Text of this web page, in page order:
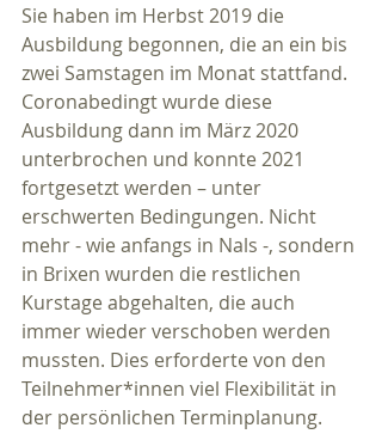
Sie haben im Herbst 2019 die
Ausbildung begonnen, die an ein bis
zwei Samstagen im Monat stattfand.
Coronabedingt wurde diese
Ausbildung dann im März 2020
unterbrochen und konnte 2021
fortgesetzt werden – unter
erschwerten Bedingungen. Nicht
mehr - wie anfangs in Nals -, sondern
in Brixen wurden die restlichen
Kurstage abgehalten, die auch
immer wieder verschoben werden
mussten. Dies erforderte von den
Teilnehmer*innen viel Flexibilität in
der persönlichen Terminplanung.